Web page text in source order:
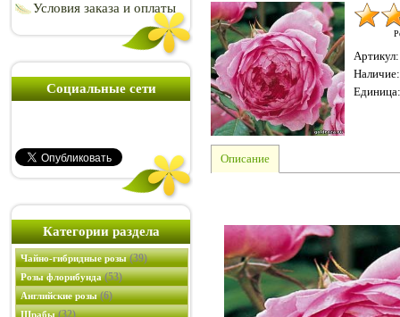
Условия заказа и оплаты
Социальные сети
Категории раздела
Чайно-гибридные розы(39)
Розы флорибунда(53)
Английские розы(6)
Шрабы(32)
Артикул:
Наличие:
Единица:
Описание